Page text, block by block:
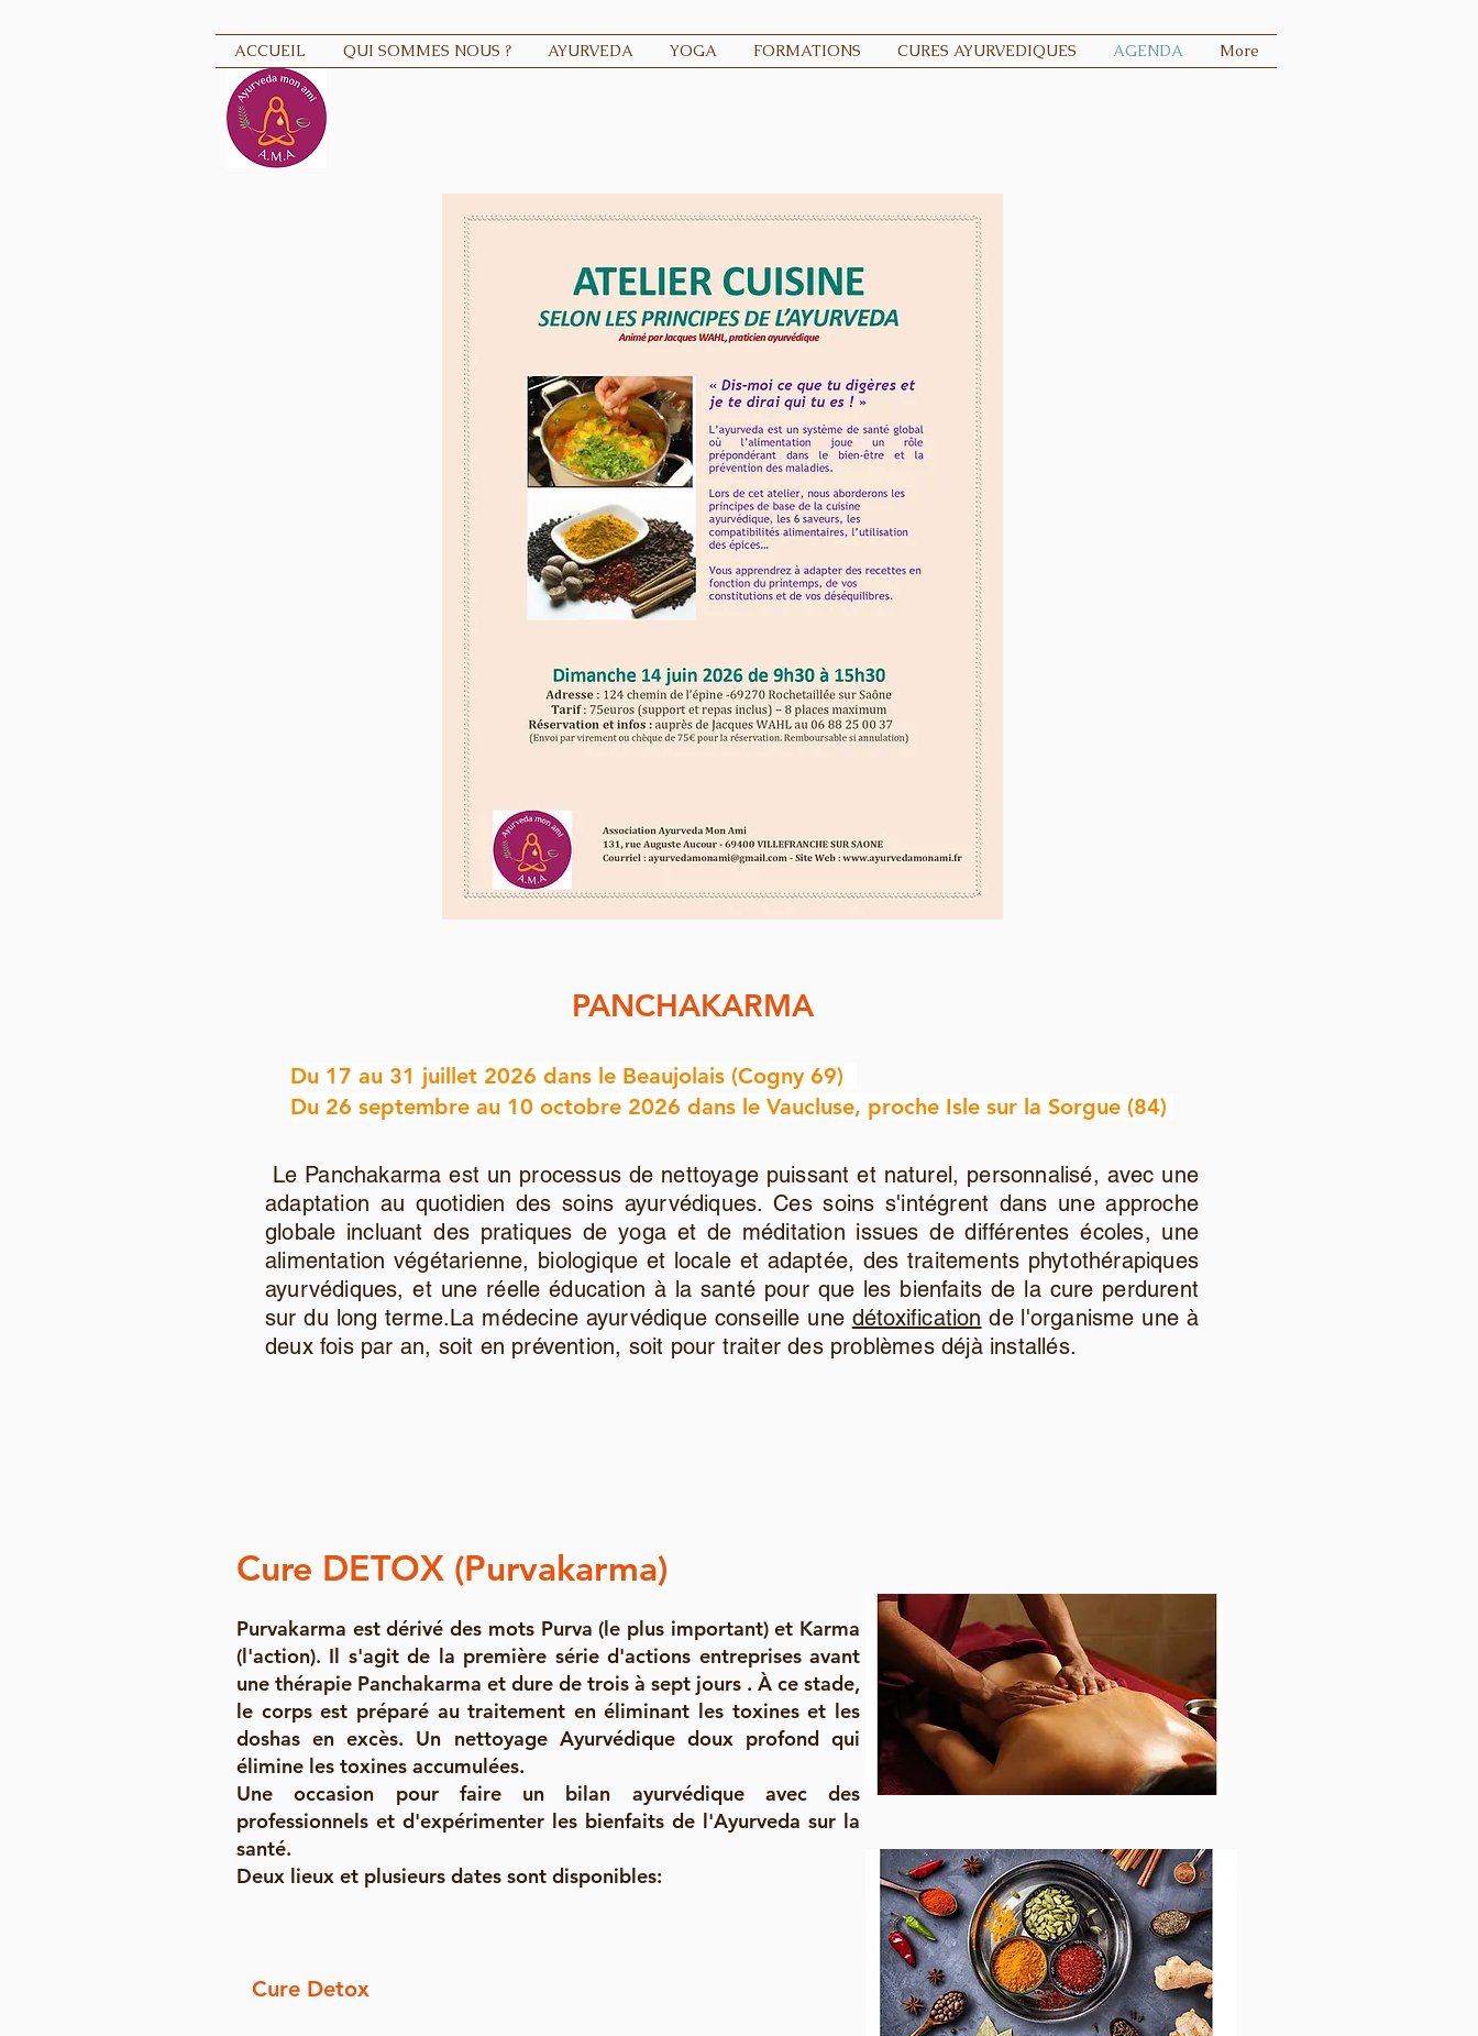
ACCUEIL QUI SOMMES NOUS ? AYURVEDA YOGA FORMATIONS CURES AYURVEDIQUES AGENDA More
PANCHAKARMA
Du 17 au 31 juillet 2026 dans le Beaujolais (Cogny 69)
Du 26 septembre au 10 octobre 2026 dans le Vaucluse, proche Isle sur la Sorgue (84)
Le Panchakarma est un processus de nettoyage puissant et naturel, personnalisé, avec une
adaptation au quotidien des soins ayurvédiques. Ces soins s'intégrent dans une approche
globale incluant des pratiques de yoga et de méditation issues de différentes écoles, une
alimentation végétarienne, biologique et locale et adaptée, des traitements phytothérapiques
ayurvédiques, et une réelle éducation à la santé pour que les bienfaits de la cure perdurent
sur du long terme.La médecine ayurvédique conseille une détoxification de l'organisme une à
deux fois par an, soit en prévention, soit pour traiter des problèmes déjà installés.
Cure DETOX (Purvakarma)
Purvakarma est dérivé des mots Purva (le plus important) et Karma
(l'action). Il s'agit de la première série d'actions entreprises avant
une thérapie Panchakarma et dure de trois à sept jours . À ce stade,
le corps est préparé au traitement en éliminant les toxines et les
doshas en excès. Un nettoyage Ayurvédique doux profond qui
élimine les toxines accumulées.
Une occasion pour faire un bilan ayurvédique avec des
professionnels et d'expérimenter les bienfaits de l'Ayurveda sur la
santé.
Deux lieux et plusieurs dates sont disponibles:
Cure Detox